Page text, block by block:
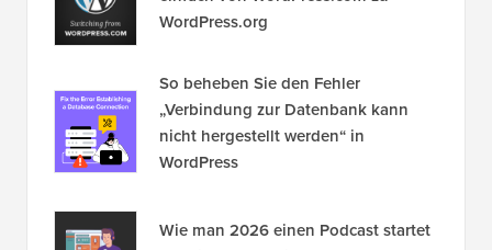
WordPress.org
So beheben Sie den Fehler
„Verbindung zur Datenbank kann
nicht hergestellt werden“ in
WordPress
Wie man 2026 einen Podcast startet